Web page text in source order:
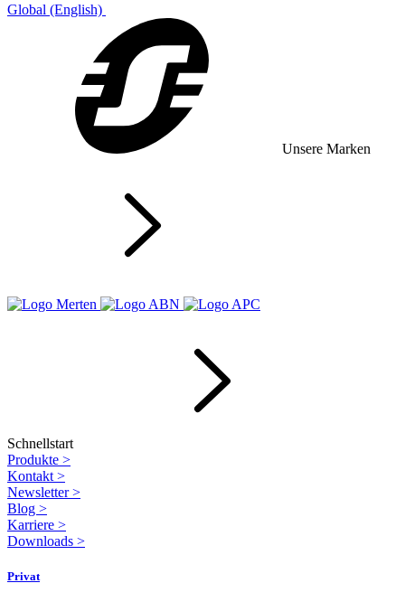
Global (English)
Unsere Marken
Schnellstart
Produkte >
Kontakt >
Newsletter>
Blog >
Karriere >
Downloads >
Privat